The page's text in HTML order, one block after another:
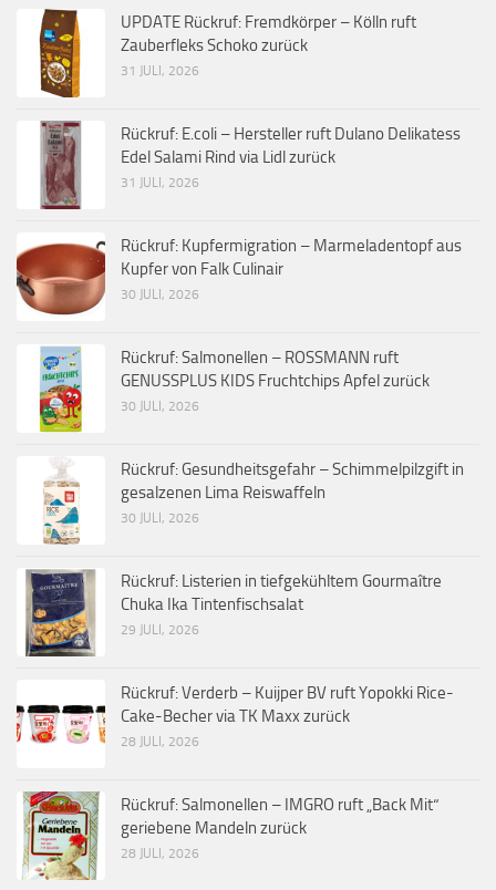
UPDATE Rückruf: Fremdkörper – Kölln ruft
Zauberfleks Schoko zurück
31 JULI, 2026
Rückruf: E.coli – Hersteller ruft Dulano Delikatess
Edel Salami Rind via Lidl zurück
31 JULI, 2026
Rückruf: Kupfermigration – Marmeladentopf aus
Kupfer von Falk Culinair
30 JULI, 2026
Rückruf: Salmonellen – ROSSMANN ruft
GENUSSPLUS KIDS Fruchtchips Apfel zurück
30 JULI, 2026
Rückruf: Gesundheitsgefahr – Schimmelpilzgift in
gesalzenen Lima Reiswaffeln
30 JULI, 2026
Rückruf: Listerien in tiefgekühltem Gourmaître
Chuka Ika Tintenfischsalat
29 JULI, 2026
Rückruf: Verderb – Kuijper BV ruft Yopokki Rice-
Cake-Becher via TK Maxx zurück
28 JULI, 2026
Rückruf: Salmonellen – IMGRO ruft „Back Mit“
geriebene Mandeln zurück
28 JULI, 2026